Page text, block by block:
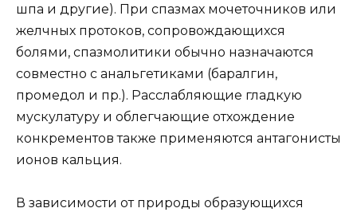
шпа и другие). При спазмах мочеточников или
желчных протоков, сопровождающихся
болями, спазмолитики обычно назначаются
совместно с анальгетиками (баралгин,
промедол и пр.). Расслабляющие гладкую
мускулатуру и облегчающие отхождение
конкрементов также применяются антагонисты
ионов кальция.
В зависимости от природы образующихся